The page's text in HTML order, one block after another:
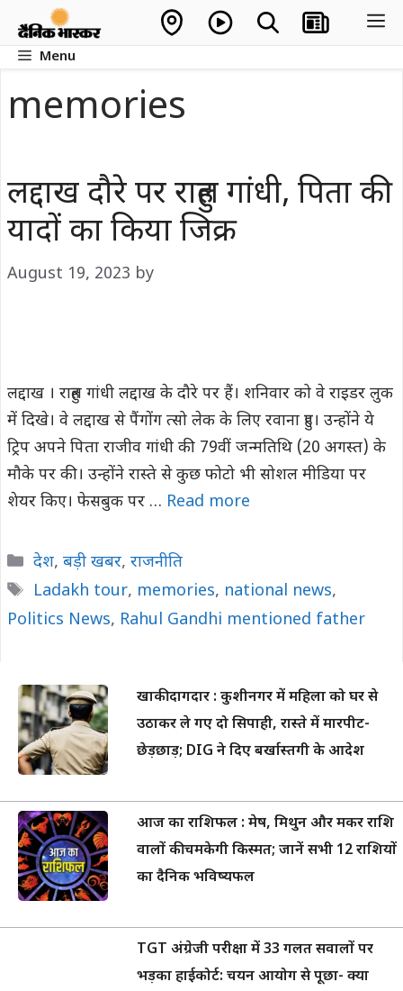
contentMenu
memories
लद्दाख दौरे पर राहुल गांधी, पिता की
यादों का किया जिक्र
August 19, 2023 by
लद्दाख । राहुल गांधी लद्दाख के दौरे पर हैं। शनिवार को वे राइडर लुक
में दिखे। वे लद्दाख से पैंगोंग त्सो लेक के लिए रवाना हुए। उन्होंने ये
ट्रिप अपने पिता राजीव गांधी की 79वीं जन्मतिथि (20 अगस्त) के
मौके पर की। उन्होंने रास्ते से कुछ फोटो भी सोशल मीडिया पर
शेयर किए। फेसबुक पर … Read more
Categories
देश, बड़ी खबर, राजनीति
Tags
Ladakh tour, memories, national news,
Politics News, Rahul Gandhi mentioned father
खाकी दागदार : कुशीनगर में महिला को घर से
उठाकर ले गए दो सिपाही, रास्ते में मारपीट-
छेड़छाड़; DIG ने दिए बर्खास्तगी के आदेश
आज का राशिफल : मेष, मिथुन और मकर राशि
वालों की चमकेगी किस्मत; जानें सभी 12 राशियों
का दैनिक भविष्यफल
TGT अंग्रेजी परीक्षा में 33 गलत सवालों पर
भड़का हाईकोर्ट: चयन आयोग से पूछा- क्या